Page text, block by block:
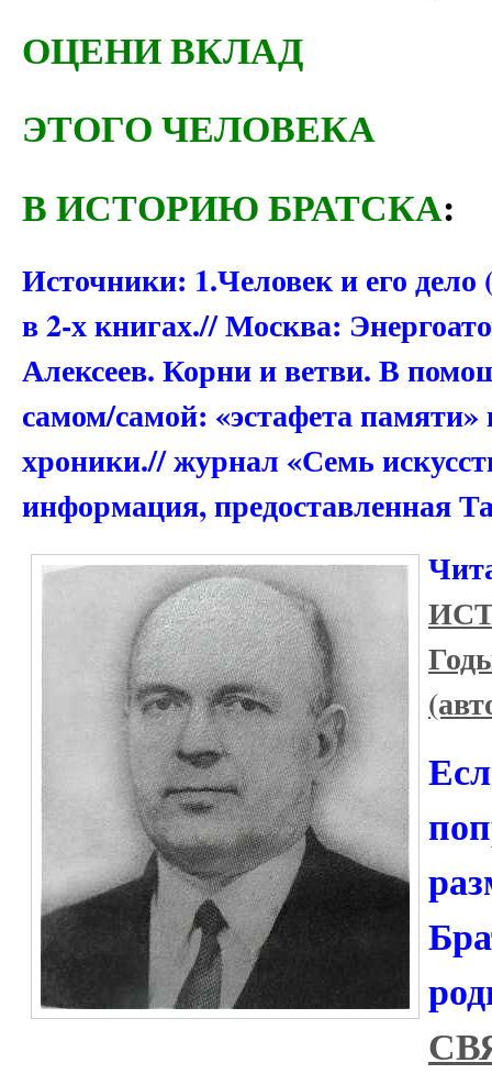
ОЦЕНИ ВКЛАД
ЭТОГО ЧЕЛОВЕКА
В ИСТОРИЮ БРАТСКА:
Источники: 1.Человек и его дело
в 2-х книгах.// Москва:
Алексеев. Корни и ветви. В
самом/самой: «эстафета
хроники.// журнал «Семь
информация, предоставленная